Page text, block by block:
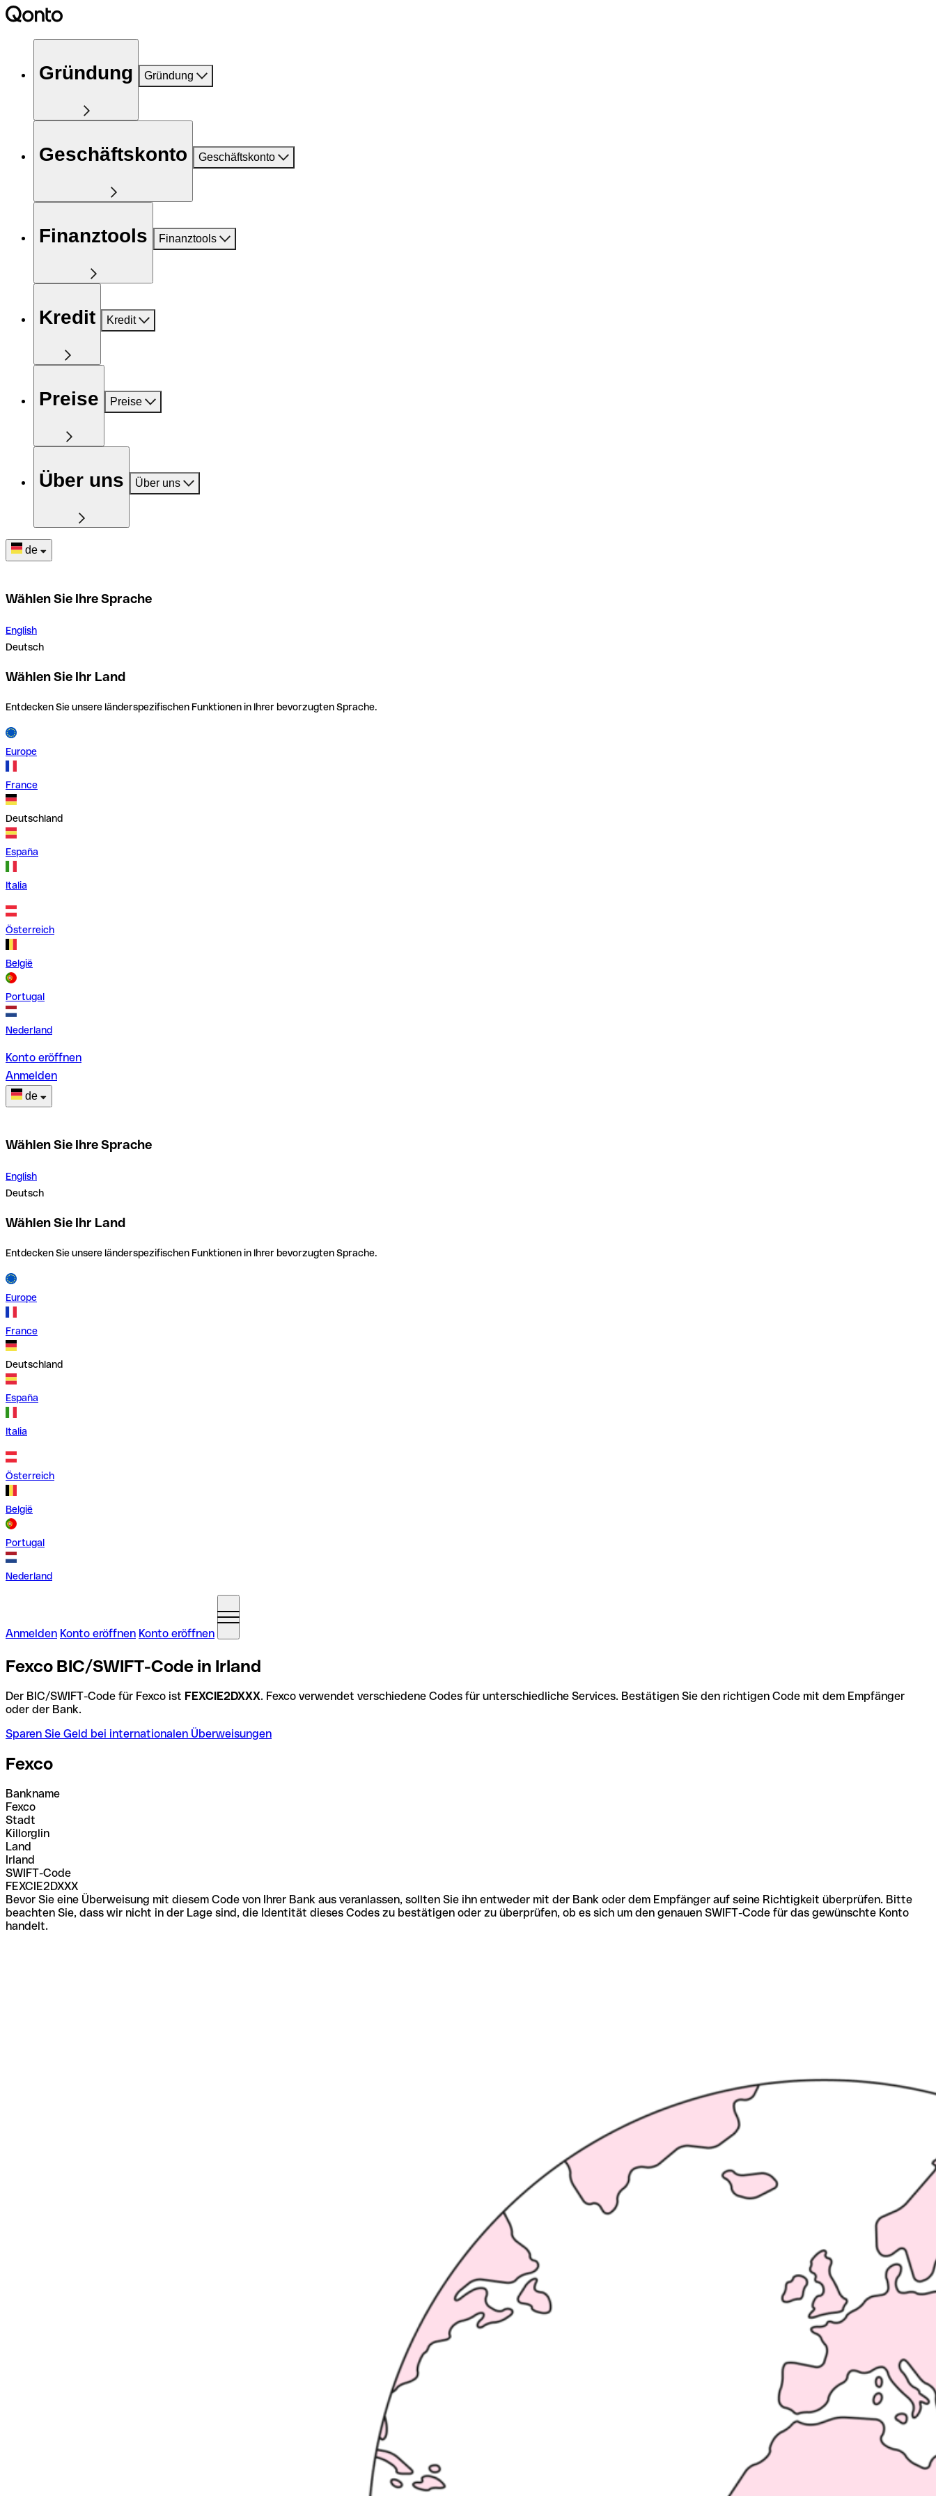
Gründung Gründung
Geschäftskonto Geschäftskonto
Finanztools Finanztools
Kredit Kredit
Preise Preise
Über uns Über uns
de
Wählen Sie Ihre Sprache
English
Deutsch
Wählen Sie Ihr Land
Entdecken Sie unsere länderspezifischen Funktionen in Ihrer bevorzugten Sprache.
Europe
France
Deutschland
España
Italia
Österreich
België
Portugal
Nederland
Konto eröffnen
Anmelden
de
Wählen Sie Ihre Sprache
English
Deutsch
Wählen Sie Ihr Land
Entdecken Sie unsere länderspezifischen Funktionen in Ihrer bevorzugten Sprache.
Europe
France
Deutschland
España
Italia
Österreich
België
Portugal
Nederland
Anmelden Konto eröffnen Konto eröffnen
Fexco BIC/SWIFT-Code in Irland
Der BIC/SWIFT-Code für Fexco ist FEXCIE2DXXX. Fexco verwendet verschiedene Codes für unterschiedliche Services. Bestätigen Sie den richtigen Code mit dem Empfänger
oder der Bank.
Sparen Sie Geld bei internationalen Überweisungen
Fexco
Bankname
Fexco
Stadt
Killorglin
Land
Irland
SWIFT-Code
FEXCIE2DXXX
Bevor Sie eine Überweisung mit diesem Code von Ihrer Bank aus veranlassen, sollten Sie ihn entweder mit der Bank oder dem Empfänger auf seine Richtigkeit überprüfen. Bitte
beachten Sie, dass wir nicht in der Lage sind, die Identität dieses Codes zu bestätigen oder zu überprüfen, ob es sich um den genauen SWIFT-Code für das gewünschte Konto
handelt.